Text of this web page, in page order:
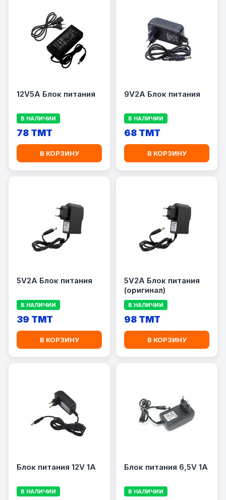
12V5A Блок питания
В НАЛИЧИИ
78 TMT
В КОРЗИНУ
9V2A Блок питания
В НАЛИЧИИ
68 TMT
В КОРЗИНУ
5V2A Блок питания
В НАЛИЧИИ
39 TMT
В КОРЗИНУ
5V2A Блок питания
(оригинал)
В НАЛИЧИИ
98 TMT
В КОРЗИНУ
Блок питания 12V 1A
В НАЛИЧИИ
Блок питания 6,5V 1A
В НАЛИЧИИ